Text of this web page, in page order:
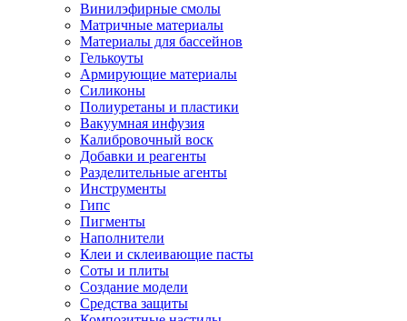
Винилэфирные смолы
Матричные материалы
Материалы для бассейнов
Гелькоуты
Армирующие материалы
Силиконы
Полиуретаны и пластики
Вакуумная инфузия
Калибровочный воск
Добавки и реагенты
Разделительные агенты
Инструменты
Гипс
Пигменты
Наполнители
Клеи и склеивающие пасты
Соты и плиты
Создание модели
Средства защиты